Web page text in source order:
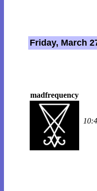
Friday, March
madfrequency